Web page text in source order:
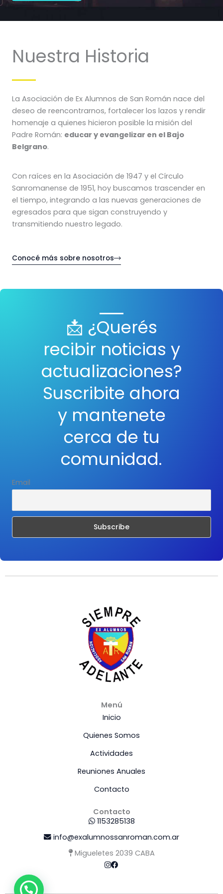
Nuestra Historia
La Asociación de Ex Alumnos de San Román nace del
deseo de reencontrarnos, fortalecer los lazos y rendir
homenaje a quienes hicieron posible la misión del
Padre Román: educar y evangelizar en el Bajo
Belgrano.
Con raíces en la Asociación de 1947 y el Círculo
Sanromanense de 1951, hoy buscamos trascender en
el tiempo, integrando a las nuevas generaciones de
egresados para que sigan construyendo y
transmitiendo nuestro legado.
Conocé más sobre nosotros
📩 ¿Querés
recibir noticias y
actualizaciones?
Suscribite ahora
y mantenete
cerca de tu
comunidad.
Email
Menú
Inicio
Quienes Somos
Actividades
Reuniones Anuales
Contacto
Contacto
1153285138
info@exalumnossanroman.com.ar
Migueletes 2039 CABA